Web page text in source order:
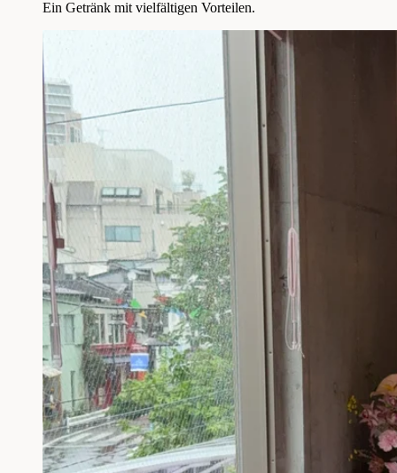
Ein Getränk mit vielfältigen Vorteilen.